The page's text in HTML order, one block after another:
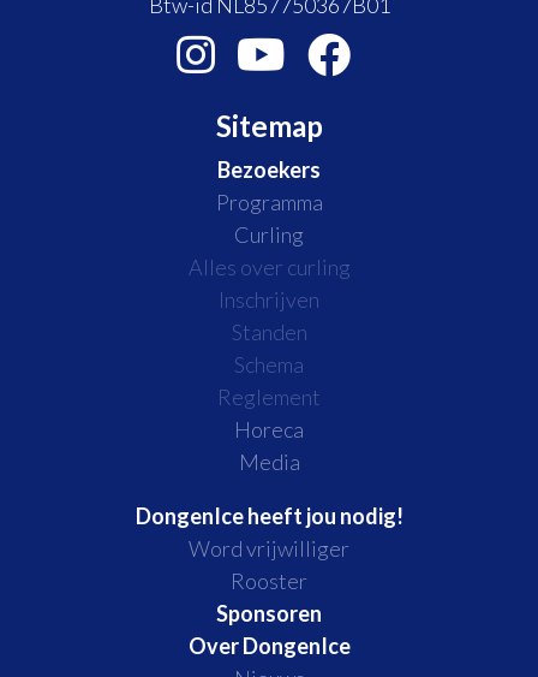
Sitemap
Bezoekers
Programma
Curling
Alles over curling
Inschrijven
Standen
Schema
Reglement
Horeca
Media
DongenIce heeft jou nodig!
Word vrijwilliger
Rooster
Sponsoren
Over DongenIce